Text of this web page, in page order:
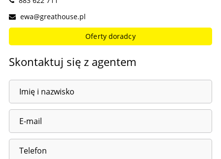
ewa@greathouse.pl
Oferty doradcy
Skontaktuj się z agentem